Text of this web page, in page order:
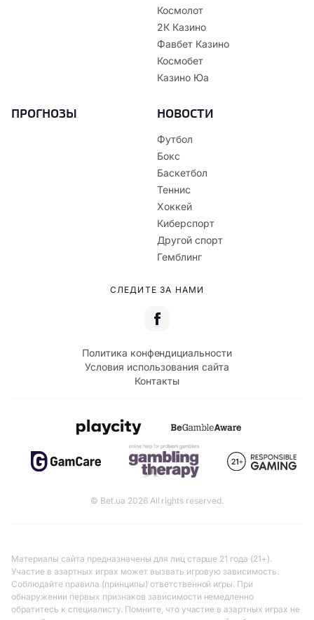
Космолот
2К Казино
Фавбет Казино
Космобет
Казино Юа
ПРОГНОЗЫ НОВОСТИ
Футбол
Бокс
Баскетбол
Теннис
Хоккей
Киберспорт
Другой спорт
Гемблинг
СЛЕДИТЕ ЗА НАМИ
Политика конфендициальности
Условия использования сайта
Контакты
© Bet.ua 2026 All rights reserved.
Материалы сайта предназначены для лиц старше 21 года (21+).
Участие в азартных играх может вызвать игровую зависимость.
Соблюдайте правила (принципы) ответственной игры. При
обнаружении первых признаков зависимости немедленно
обратитесь к специалисту. Помните, что участие в азартных играх не